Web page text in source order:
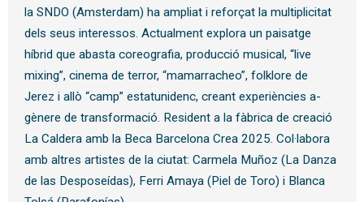
la SNDO (Amsterdam) ha ampliat i reforçat la multiplicitat
dels seus interessos. Actualment explora un paisatge
híbrid que abasta coreografia, producció musical, “live
mixing”, cinema de terror, “mamarracheo”, folklore de
Jerez i allò “camp” estatunidenc, creant experiències a-
gènere de transformació. Resident a la fàbrica de creació
La Caldera amb la Beca Barcelona Crea 2025. Col·labora
amb altres artistes de la ciutat: Carmela Muñoz (La Danza
de las Desposeídas), Ferri Amaya (Piel de Toro) i Blanca